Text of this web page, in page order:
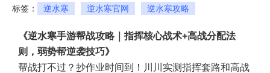
标签： 逆水寒 逆水寒官网 逆水寒攻略
《逆水寒手游帮战攻略｜指挥核心战术+高战分配法
则，弱势帮逆袭技巧》
帮战打不过？抄作业时间到！川川实测指挥套路和高战